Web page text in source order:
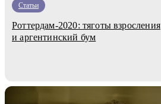
Статьи
Роттердам-2020: тяготы взросления
и аргентинский бум